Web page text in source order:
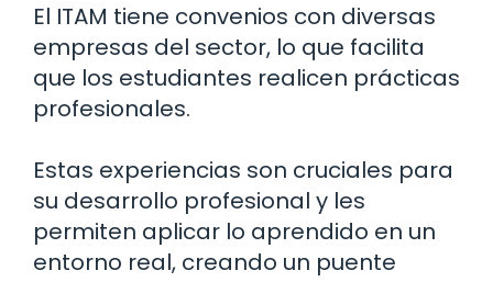
El ITAM tiene convenios con diversas
empresas del sector, lo que facilita
que los estudiantes realicen prácticas
profesionales.
Estas experiencias son cruciales para
su desarrollo profesional y les
permiten aplicar lo aprendido en un
entorno real, creando un puente